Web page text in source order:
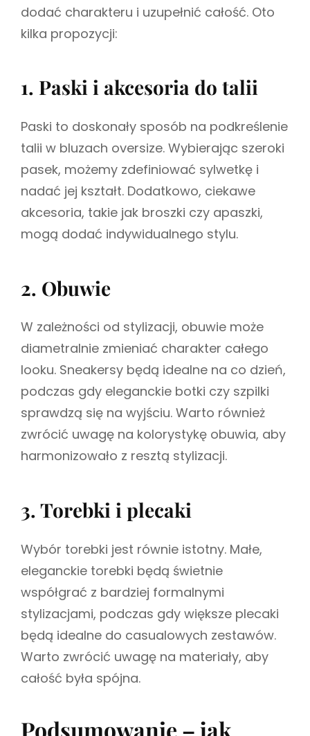
dodać charakteru i uzupełnić całość. Oto
kilka propozycji:
1. Paski i akcesoria do talii
Paski to doskonały sposób na podkreślenie
talii w bluzach oversize. Wybierając szeroki
pasek, możemy zdefiniować sylwetkę i
nadać jej kształt. Dodatkowo, ciekawe
akcesoria, takie jak broszki czy apaszki,
mogą dodać indywidualnego stylu.
2. Obuwie
W zależności od stylizacji, obuwie może
diametralnie zmieniać charakter całego
looku. Sneakersy będą idealne na co dzień,
podczas gdy eleganckie botki czy szpilki
sprawdzą się na wyjściu. Warto również
zwrócić uwagę na kolorystykę obuwia, aby
harmonizowało z resztą stylizacji.
3. Torebki i plecaki
Wybór torebki jest równie istotny. Małe,
eleganckie torebki będą świetnie
współgrać z bardziej formalnymi
stylizacjami, podczas gdy większe plecaki
będą idealne do casualowych zestawów.
Warto zwrócić uwagę na materiały, aby
całość była spójna.
Podsumowanie – jak